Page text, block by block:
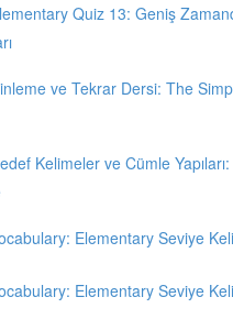
Quiz 13: Geniş
ve Tekrar Dersi: The
Kelimeler ve Cümle
Elementary Seviye
Elementary Seviye